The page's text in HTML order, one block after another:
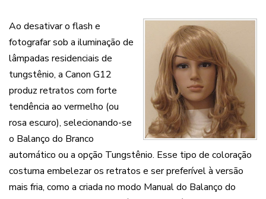
Ao desativar o flash e
fotografar sob a iluminação de
lâmpadas residenciais de
tungstênio, a Canon G12
produz retratos com forte
tendência ao vermelho (ou
rosa escuro), selecionando-se
o Balanço do Branco
automático ou a opção Tungstênio. Esse tipo de coloração
costuma embelezar os retratos e ser preferível à versão
mais fria, como a criada no modo Manual do Balanço do